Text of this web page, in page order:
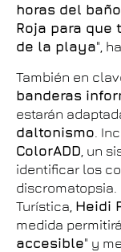
horas del
Roja para que
de la playa",
También en
banderas
estarán
daltonismo .
ColorADD , un
identificar los
discromatopsia.
Turística, Heidi
medida
accesible" y